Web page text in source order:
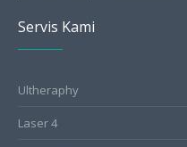
Servis Kami
Ultheraphy
Laser 4